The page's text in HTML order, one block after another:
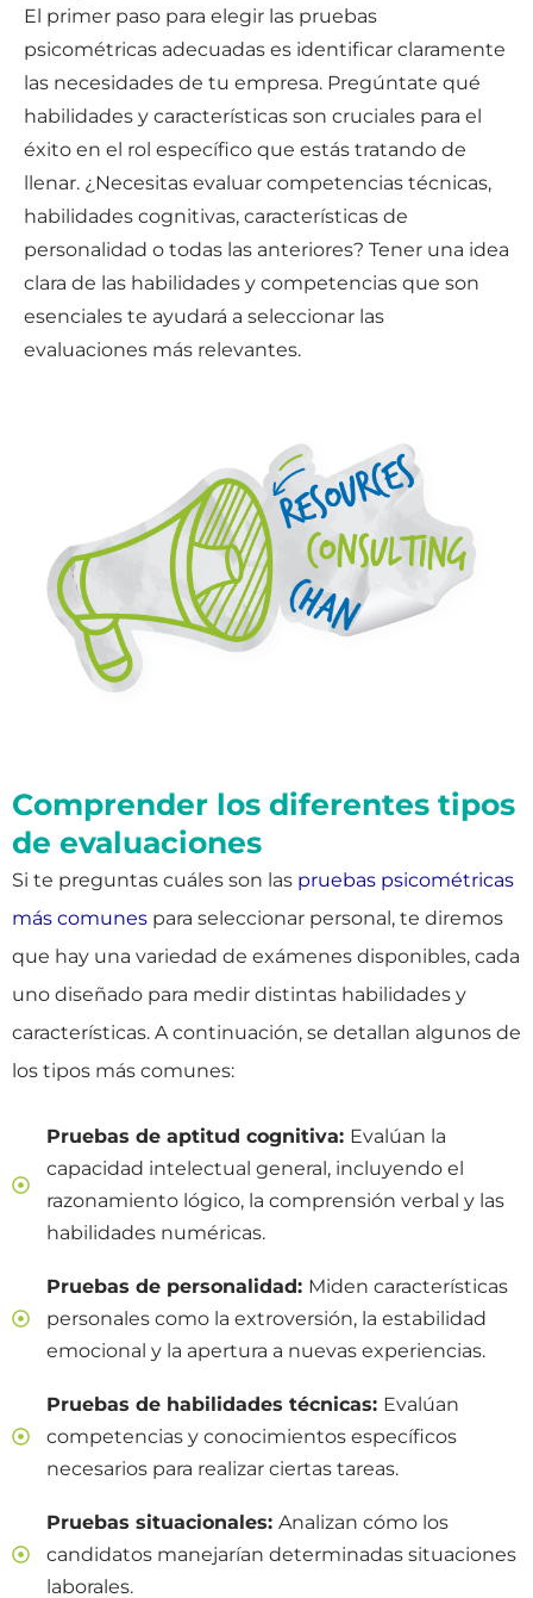
El primer paso para elegir las pruebas
psicométricas adecuadas es identificar claramente
las necesidades de tu empresa. Pregúntate qué
habilidades y características son cruciales para el
éxito en el rol específico que estás tratando de
llenar. ¿Necesitas evaluar competencias técnicas,
habilidades cognitivas, características de
personalidad o todas las anteriores? Tener una idea
clara de las habilidades y competencias que son
esenciales te ayudará a seleccionar las
evaluaciones más relevantes.
Comprender los diferentes tipos
de evaluaciones
Si te preguntas cuáles son las pruebas psicométricas
más comunes para seleccionar personal, te diremos
que hay una variedad de exámenes disponibles, cada
uno diseñado para medir distintas habilidades y
características. A continuación, se detallan algunos de
los tipos más comunes:
Pruebas de aptitud cognitiva: Evalúan la
capacidad intelectual general, incluyendo el
razonamiento lógico, la comprensión verbal y las
habilidades numéricas.
Pruebas de personalidad: Miden características
personales como la extroversión, la estabilidad
emocional y la apertura a nuevas experiencias.
Pruebas de habilidades técnicas: Evalúan
competencias y conocimientos específicos
necesarios para realizar ciertas tareas.
Pruebas situacionales: Analizan cómo los
candidatos manejarían determinadas situaciones
laborales.